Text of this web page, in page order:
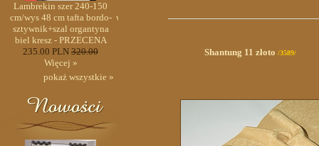
Lambrekin szer 240-150
cm/wys 48 cm tafta bordo-
sztywnik+szal organtyna
biel kresz - PRZECENA
235.00 PLN 320.00
Więcej »
wys II warstwy organza róż cm/wys 48 cm tafta
235.00 PLN 320.00
pokaż wszystkie »
Shantung 11 złoto /3589/